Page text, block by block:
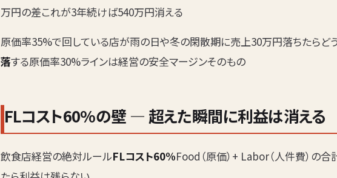
万円の差これが3年続けば540万円消える
原価率35%で回している店が雨の日や冬の閑散期に売上30万円落ちたらど
落する原価率30%ラインは経営の安全マージンそのもの
FLコスト60%の壁 — 超えた瞬間に利益は消える
飲食店経営の絶対ルールFLコスト60%Food（原価）+ Labor（人件費）の